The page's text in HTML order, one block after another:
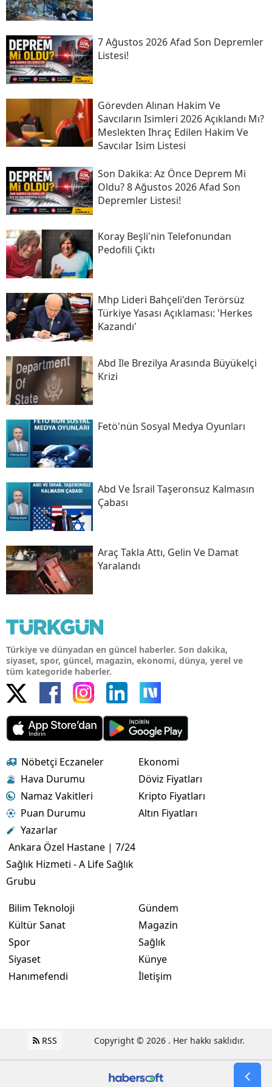
7 Ağustos 2026 Afad Son Depremler
Listesi!
Görevden Alınan Hakim Ve
Savcıların Isimleri 2026 Açıklandı Mı?
Meslekten Ihraç Edilen Hakim Ve
Savcılar Isim Listesi
Son Daki̇ka: Az Önce Deprem Mi
Oldu? 8 Ağustos 2026 Afad Son
Depremler Listesi!
Koray Beşli'nin Telefonundan
Pedofili Çıktı
Mhp Lideri Bahçeli'den Terörsüz
Türkiye Yasası Açıklaması: 'herkes
Kazandı'
Abd Ile Brezilya Arasında Büyükelçi
Krizi
Fetö'nün Sosyal Medya Oyunları
Abd Ve İsrail Taşeronsuz Kalmasın
Çabası
Araç Takla Attı, Gelin Ve Damat
Yaralandı
Türkiye ve dünyadan en güncel haberler. Son dakika,
siyaset, spor, güncel, magazin, ekonomi, dünya, yerel ve
tüm kategoride haberler.
Nöbetçi Eczaneler
Hava Durumu
Namaz Vakitleri
Puan Durumu
Yazarlar
Ankara Özel Hastane | 7/24
Sağlık Hizmeti - A Life Sağlık
Grubu
Ekonomi
Döviz Fiyatları
Kripto Fiyatları
Altın Fiyatları
Bilim Teknoloji
Kültür Sanat
Spor
Siyaset
Hanımefendi
Gündem
Magazin
Sağlık
Künye
İletişim
RSS Copyright © 2026 . Her hakkı saklıdır.